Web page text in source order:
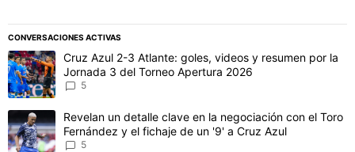
CONVERSACIONES ACTIVAS
Este listado muestra los artículos con más comentarios en los
Un artículo de tendencia con el título "Cruz Azul 2-3 Atlante:
Cruz Azul 2-3 Atlante: goles, videos y resumen por la
Jornada 3 del Torneo Apertura 2026
5
Un artículo de tendencia con el título "Revelan un detalle clave
Revelan un detalle clave en la negociación con el Toro
Fernández y el fichaje de un '9' a Cruz Azul
5